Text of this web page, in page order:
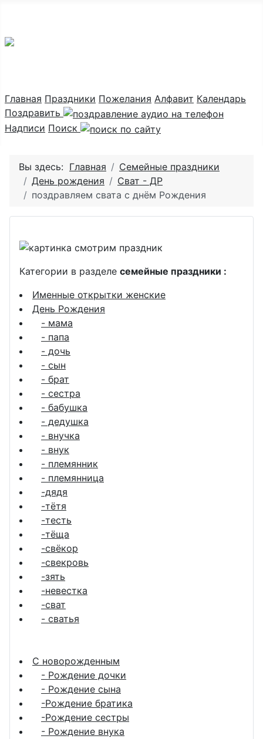
Главная Праздники Пожелания Алфавит Календарь
Поздравить
Надписи Поиск
Вы здесь: Главная
Семейные праздники
День рождения
Сват - ДР
поздравляем свата с днём Рождения
Категории в разделе семейные праздники :
Именные открытки женские
День Рождения
- мама
- папа
- дочь
- сын
- брат
- сестра
- бабушка
- дедушка
- внучка
- внук
- племянник
- племянница
-дядя
-тётя
-тесть
-тёща
-свёкор
-свекровь
-зять
-невестка
-сват
- сватья
С новорожденным
- Рождение дочки
- Рождение сына
-Рождение братика
-Рождение сестры
- Рождение внука